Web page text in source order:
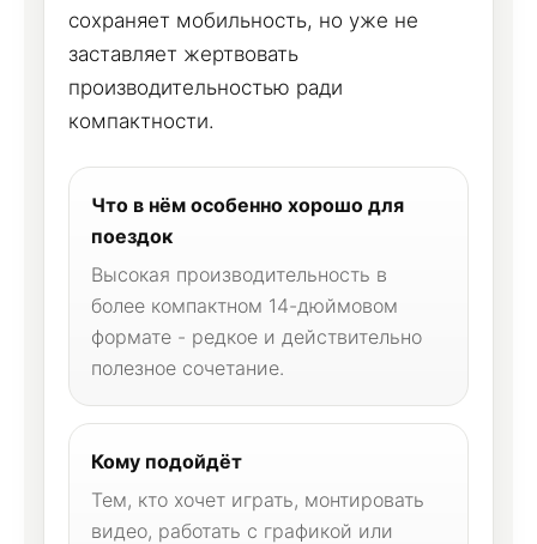
сохраняет мобильность, но уже не
заставляет жертвовать
производительностью ради
компактности.
Что в нём особенно хорошо для
поездок
Высокая производительность в
более компактном 14-дюймовом
формате - редкое и действительно
полезное сочетание.
Кому подойдёт
Тем, кто хочет играть, монтировать
видео, работать с графикой или